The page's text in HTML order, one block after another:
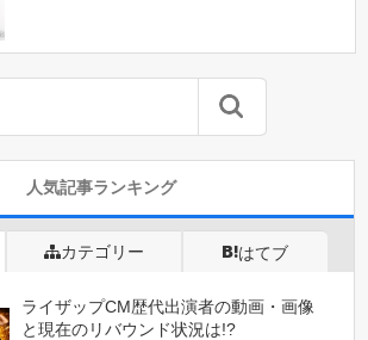
人気記事ランキング
カテゴリー はてブ
ライザップCM歴代出演者の動画・画像
と現在のリバウンド状況は!?